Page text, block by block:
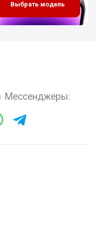
Выбрать модель
Мессенджеры: